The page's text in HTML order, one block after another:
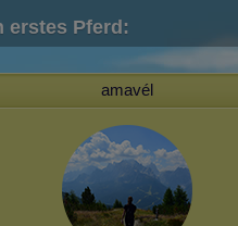
erstes Pferd:
amavél